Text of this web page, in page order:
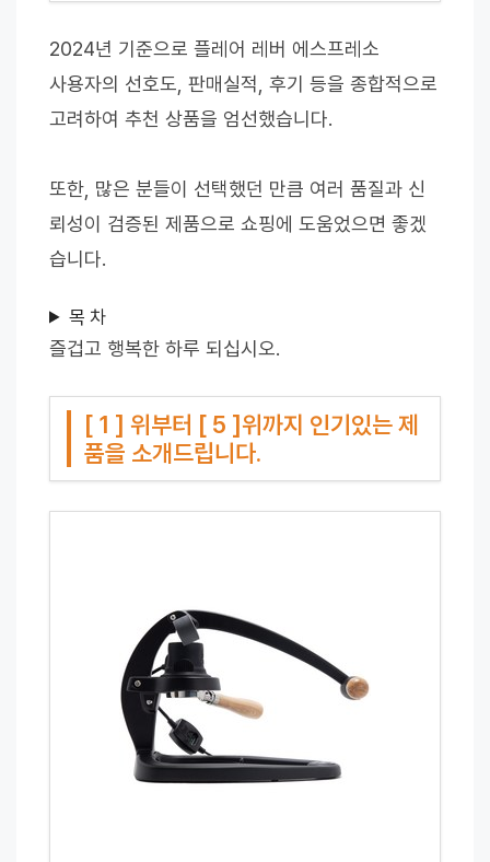
2024년 기준으로 플레어 레버 에스프레소
사용자의 선호도, 판매실적, 후기 등을 종합적으로
고려하여 추천 상품을 엄선했습니다.
또한, 많은 분들이 선택했던 만큼 여러 품질과 신
뢰성이 검증된 제품으로 쇼핑에 도움었으면 좋겠
습니다.
목 차
즐겁고 행복한 하루 되십시오.
[ 1 ] 위부터 [ 5 ]위까지 인기있는 제
품을 소개드립니다.